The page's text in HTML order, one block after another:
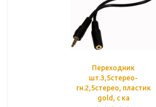
Переходник
шт.3,5стерео-
гн.2,5стерео, пластик
gold, с ка